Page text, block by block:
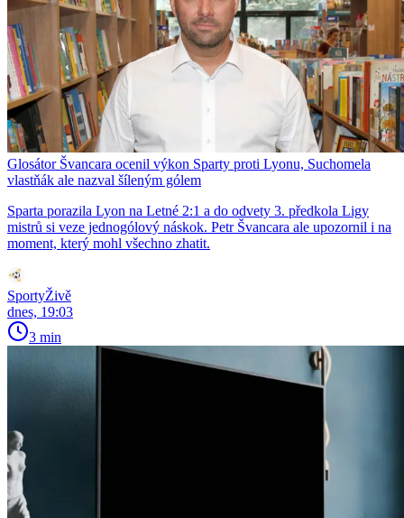
Glosátor Švancara ocenil výkon Sparty proti Lyonu, Suchomela
vlastňák ale nazval šíleným gólem
Sparta porazila Lyon na Letné 2:1 a do odvety 3. předkola Ligy
mistrů si veze jednogólový náskok. Petr Švancara ale upozornil i na
moment, který mohl všechno zhatit.
SportyŽivě
dnes, 19:03
3 min